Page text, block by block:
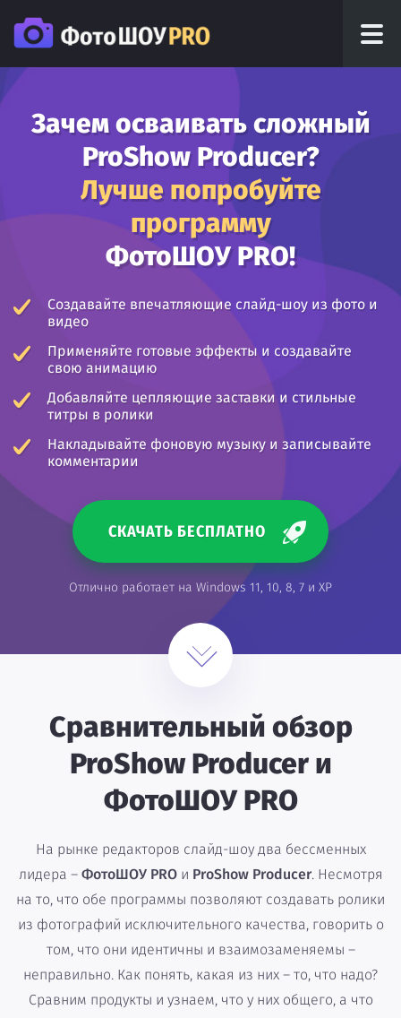
Зачем осваивать сложный
ProShow Producer?
Лучше попробуйте
программу
ФотоШОУ PRO!
Создавайте впечатляющие слайд-шоу из фото и
видео
Применяйте готовые эффекты и создавайте
свою анимацию
Добавляйте цепляющие заставки и стильные
титры в ролики
Накладывайте фоновую музыку и записывайте
комментарии
СКАЧАТЬ БЕСПЛАТНО
Отлично работает на Windows 11, 10, 8, 7 и XP
Сравнительный обзор
ProShow Producer и
ФотоШОУ PRO
На рынке редакторов слайд-шоу два бессменных
лидера – ФотоШОУ PROи ProShow Producer. Несмотря
на то, что обе программы позволяют создавать ролики
из фотографий исключительного качества, говорить о
том, что они идентичны и взаимозаменяемы –
неправильно. Как понять, какая из них – то, что надо?
Сравним продукты и узнаем, что у них общего, а что